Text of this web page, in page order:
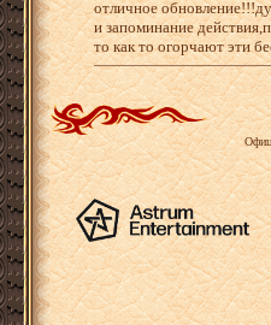
отличное
и запоминание
то как то огорчают эти